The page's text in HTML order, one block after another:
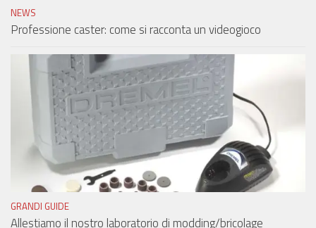
NEWS
Professione caster: come si racconta un videogioco
GRANDI GUIDE
Allestiamo il nostro laboratorio di modding/bricolage